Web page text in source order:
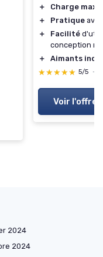
＋
Charge
＋
Pratique
＋
Facilité
conception
＋
Aimants
★★★★★
★★★★★ 5/5 —
Voir l'offre
2024
2024